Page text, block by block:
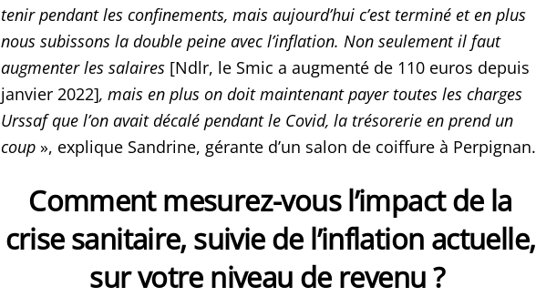
tenir pendant les confinements, mais aujourd’hui c’est terminé et en plus
nous subissons la double peine avec l’inflation. Non seulement il faut
augmenter les salaires [Ndlr, le Smic a augmenté de 110 euros depuis
janvier 2022], mais en plus on doit maintenant payer toutes les charges
Urssaf que l’on avait décalé pendant le Covid, la trésorerie en prend un
coup », explique Sandrine, gérante d’un salon de coiffure à Perpignan.
Comment mesurez-vous l’impact de la
crise sanitaire, suivie de l’inflation actuelle,
sur votre niveau de revenu ?